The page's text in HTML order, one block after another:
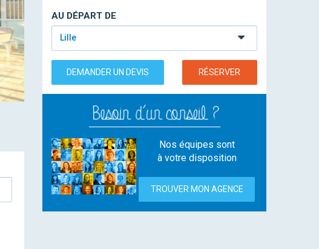
AU DÉPART DE
Lille
DEMANDER UN DEVIS RÉSERVER
Nos équipes sont
à votre disposition
TROUVER MON AGENCE